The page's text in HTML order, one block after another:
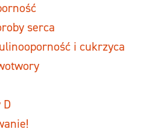
serca
i cukrzyca